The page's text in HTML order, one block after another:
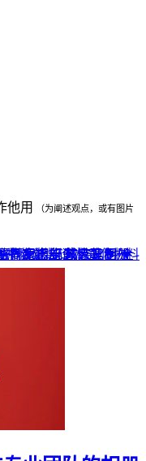
他用
（为阐述观点，或有图片
刊物 包装设计 宣传物料
牌设计 纪念相册 ▼
/同事相册 成人礼相册
行纪念册 精装定制 ▼
书 家谱族谱 家具画册